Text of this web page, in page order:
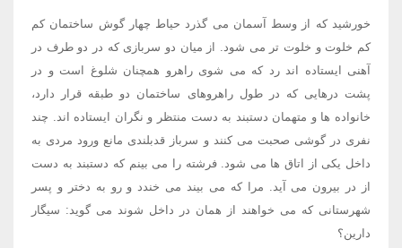
خورشید که از وسط آسمان می گذرد حیاط چهار گوش ساختمان کم
کم خلوت و خلوت تر می شود. از میان دو سربازی که در دو طرف در
آهنی ایستاده اند رد که می شوی راهرو همچنان شلوغ است و در
پشت درهایی که در طول راهروهای ساختمان دو طبقه قرار دارد،
خانواده ها و متهمان دستبند به دست منتظر و نگران ایستاده اند. چند
نفری در گوشی صحبت می کنند و سرباز قدبلندی مانع ورود مردی به
داخل یکی از اتاق ها می شود. فرشته را می بینم که دستبند به دست
از در بیرون می آید. مرا که می بیند می خندد و رو به دختر و پسر
شهرستانی که می خواهند از همان در داخل شوند می گوید: سیگار
دارین؟